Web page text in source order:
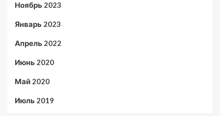
Ноябрь 2023
Январь 2023
Апрель 2022
Июнь 2020
Май 2020
Июль 2019